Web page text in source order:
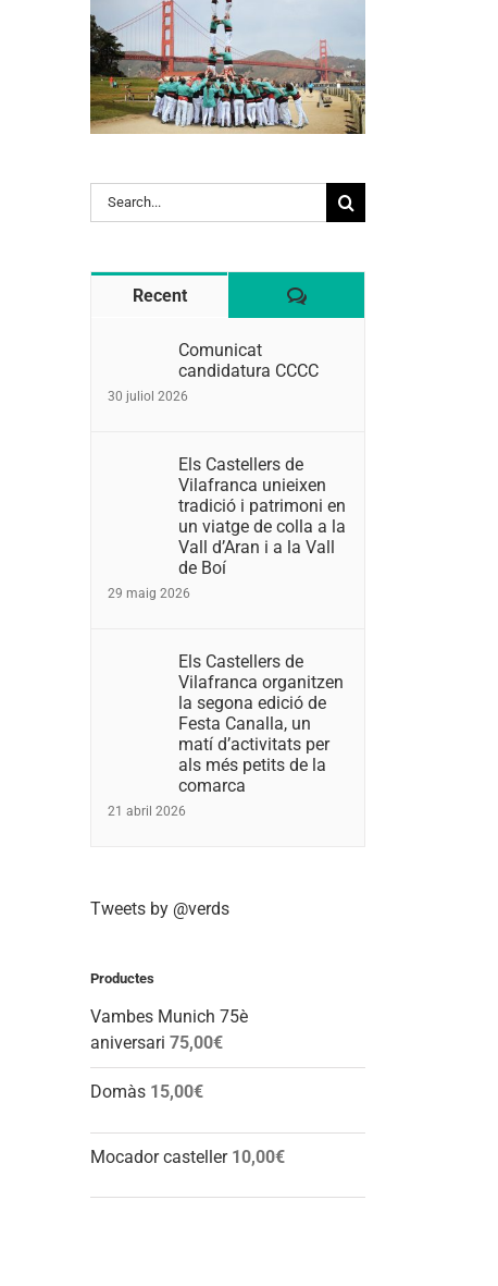
Search
for:
Recent Comentaris
Comunicat
candidatura CCCC
30 juliol 2026
Els Castellers de
Vilafranca unieixen
tradició i patrimoni en
un viatge de colla a la
Vall d’Aran i a la Vall
de Boí
29 maig 2026
Els Castellers de
Vilafranca organitzen
la segona edició de
Festa Canalla, un
matí d’activitats per
als més petits de la
comarca
21 abril 2026
Tweets by @verds
Productes
Vambes Munich 75è
aniversari 75,00€
Domàs 15,00€
Mocador casteller 10,00€